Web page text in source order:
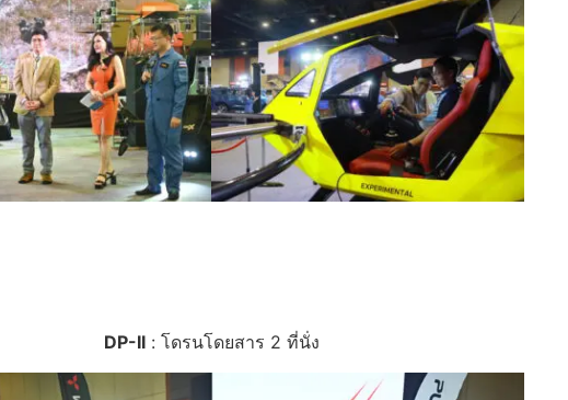
DP-II: โดรนโดยสาร 2 ที่นั่ง